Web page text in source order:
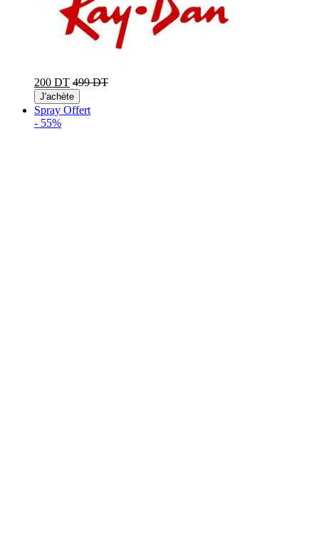
200 DT 499 DT
J'achète
Spray Offert
- 55%